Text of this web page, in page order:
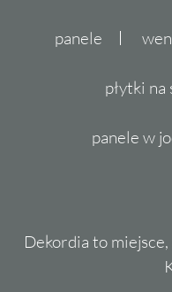
panele
płytki na
panele w
Dekordia to